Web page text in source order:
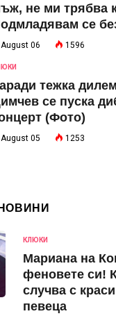
не ми трябва
се
06 1596
тежка
се пуска
(Фото)
05 1253
КЛЮКИ
Мариана на
феновете си!
случва с
певеца